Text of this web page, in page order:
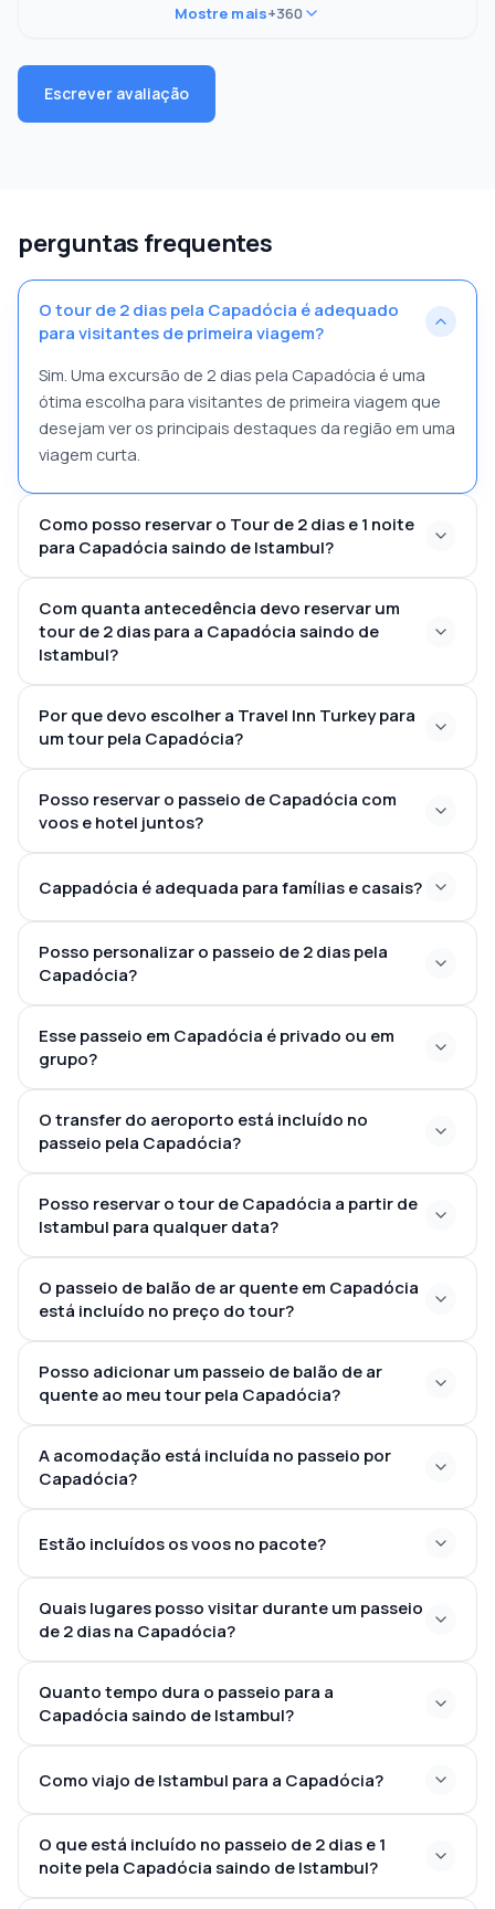
Mostre mais+360
Escrever avaliação
perguntas frequentes
O tour de 2 dias pela Capadócia é adequado
para visitantes de primeira viagem?
Sim. Uma excursão de 2 dias pela Capadócia é uma
ótima escolha para visitantes de primeira viagem que
desejam ver os principais destaques da região em uma
viagem curta.
Como posso reservar o Tour de 2 dias e 1 noite
para Capadócia saindo de Istambul?
Com quanta antecedência devo reservar um
tour de 2 dias para a Capadócia saindo de
Istambul?
Por que devo escolher a Travel Inn Turkey para
um tour pela Capadócia?
Posso reservar o passeio de Capadócia com
voos e hotel juntos?
Capadócia saindo de Istambul de avião
Cappadócia é adequada para famílias e casais?
Posso personalizar o passeio de 2 dias pela
Capadócia?
Esse passeio em Capadócia é privado ou em
grupo?
O transfer do aeroporto está incluído no
passeio pela Capadócia?
Posso reservar o tour de Capadócia a partir de
Istambul para qualquer data?
disponibilidade de
voos, hotéis, guias e passeios
O passeio de balão de ar quente em Capadócia
está incluído no preço do tour?
incluído no preço padrão do passeio
Posso adicionar um passeio de balão de ar
quente ao meu tour pela Capadócia?
A acomodação está incluída no passeio por
Capadócia?
Estão incluídos os voos no pacote?
Quais lugares posso visitar durante um passeio
de 2 dias na Capadócia?
Goreme, Uchisar, Avanos,
Pasabag, Devrent Valley, o Museu a Céu Aberto,
chaminés de fadas e mirantes panorâmicos
Quanto tempo dura o passeio para a
Capadócia saindo de Istambul?
Como viajo de Istambul para a Capadócia?
O que está incluído no passeio de 2 dias e 1
noite pela Capadócia saindo de Istambul?